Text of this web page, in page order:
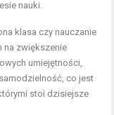
nauki.
klasa czy nauczanie
na zwiększenie
umiejętności,
co jest
stoi dzisiejsze